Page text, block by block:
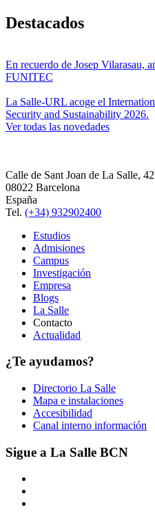
Destacados
En recuerdo de Josep Vilarasau,
FUNITEC
La Salle-URL acoge el
Security and Sustainability 2026.
Ver todas las novedades
Calle de Sant Joan de La Salle, 42
08022 Barcelona
España
Tel. (+34) 932902400
Estudios
Admisiones
Campus
Investigación
Empresa
Blogs
La Salle
Contacto
Actualidad
¿Te ayudamos?
Directorio La Salle
Mapa e instalaciones
Accesibilidad
Canal interno información
Sigue a La Salle BCN